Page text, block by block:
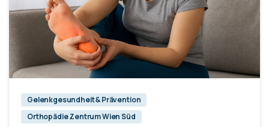
Gelenkgesundheit & Prävention
Orthopädie Zentrum Wien Süd